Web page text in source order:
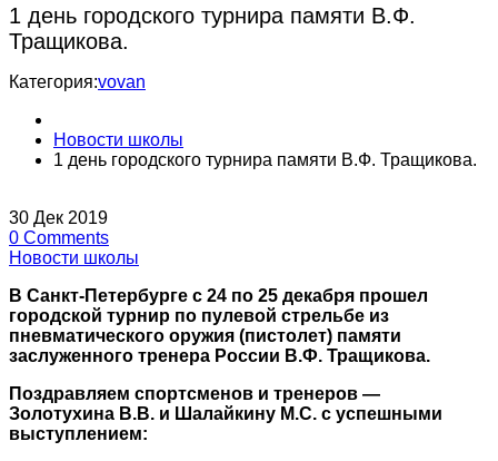
1 день городского турнира памяти В.Ф.
Тращикова.
Категория:vovan
Новости школы
1 день городского турнира памяти В.Ф. Тращикова.
30 Дек 2019
0 Comments
Новости школы
В Санкт-Петербурге с 24 по 25 декабря прошел
городской турнир по пулевой стрельбе из
пневматического оружия (пистолет) памяти
заслуженного тренера России В.Ф. Тращикова.
Поздравляем спортсменов и тренеров —
Золотухина В.В. и Шалайкину М.С. с успешными
выступлением: